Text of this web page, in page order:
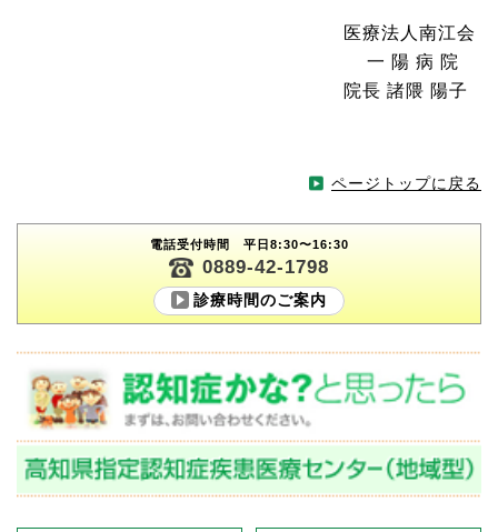
電話受付時間 平日8:30〜16:30
0889-42-1798
診療時間のご案内
医療法人南江会
一 陽 病 院
院長 諸隈 陽子
ページトップに戻る